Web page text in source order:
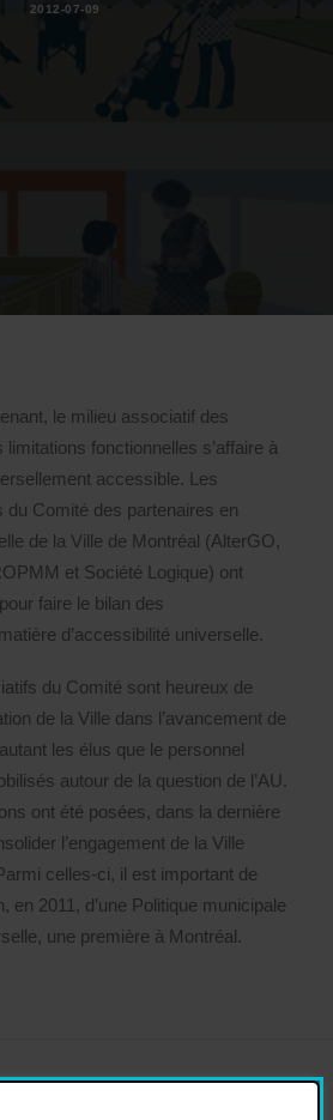
2012-07-09
le milieu associatif des
fonctionnelles s’affaire à
accessible. Les
Comité des partenaires en
de la Ville de Montréal (AlterGO,
et Société Logique) ont
faire le bilan des
d’accessibilité universelle.
du Comité sont heureux de
de la Ville dans l’avancement de
les élus que le personnel
autour de la question de l’AU.
ont été posées, dans la dernière
l’engagement de la Ville
celles-ci, il est important de
en 2011, d’une Politique municipale
une première à Montréal.